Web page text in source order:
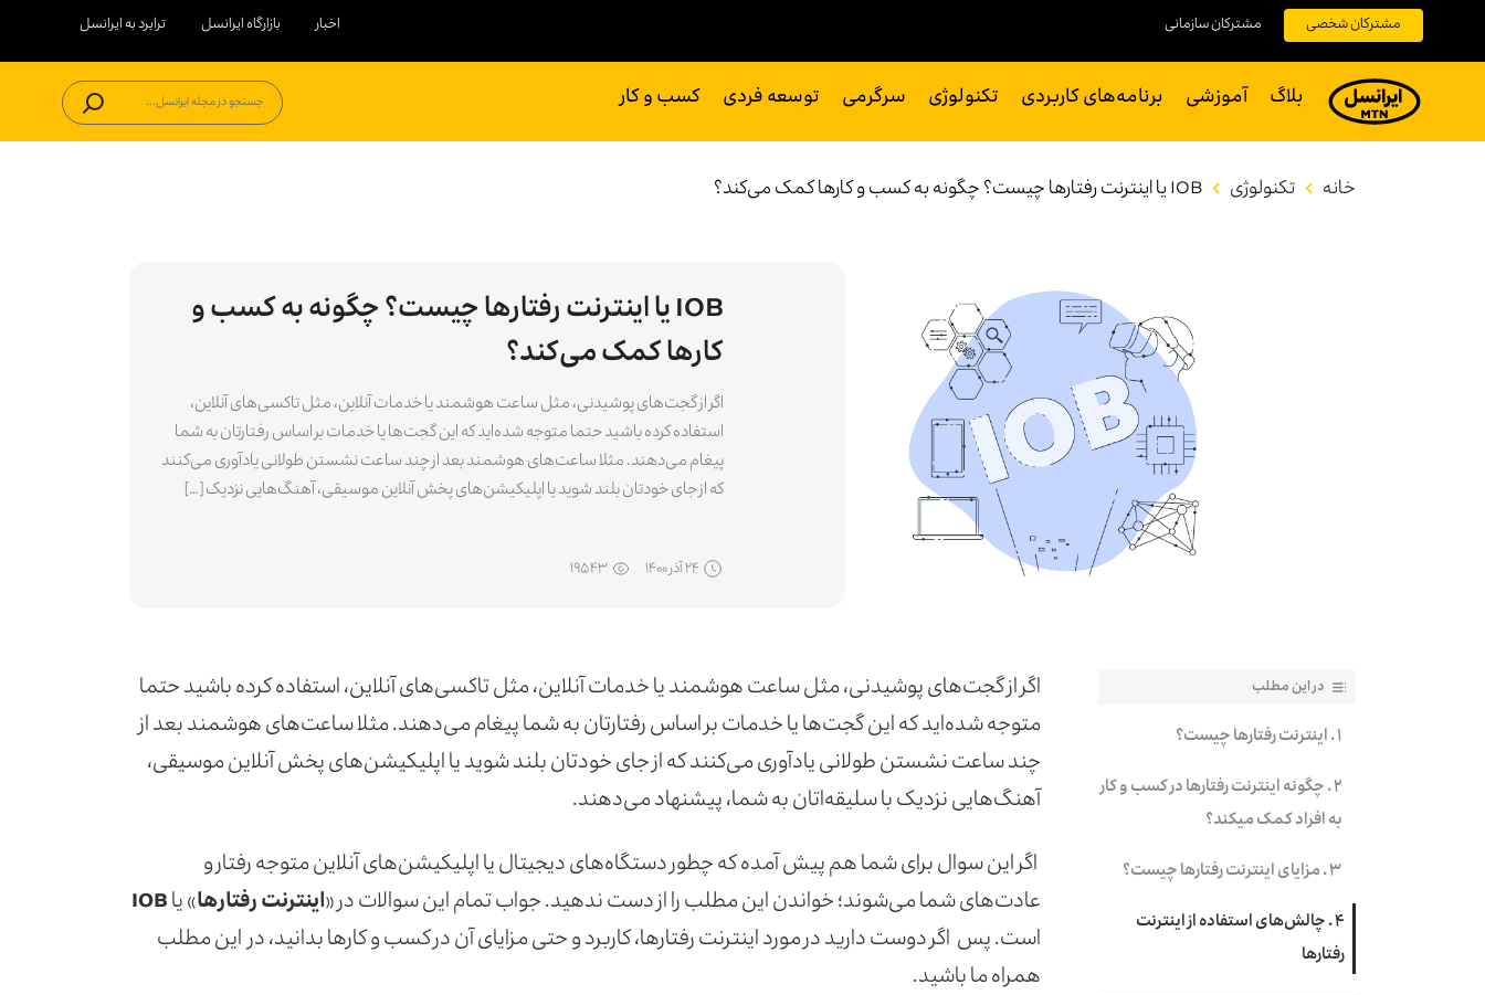
مشترکان شخصی مشترکان سازمانی اخبار بازارگاه ایرانسل ترابرد به ایرانسل
بلاگ آموزشی برنامه‌های کاربردی تکنولوژی سرگرمی توسعه فردی کسب و کار جستجو در مجله ایرانسل...
خانه تکنولوژی IOB یا اینترنت رفتارها چیست؟ چگونه به کسب و کارها کمک می‌کند؟
IOB یا اینترنت رفتارها چیست؟ چگونه به کسب و
کارها کمک می‌کند؟
اگر از گجت‌های پوشیدنی، مثل ساعت هوشمند یا خدمات آنلاین، مثل تاکسی‌های آنلاین،
استفاده کرده باشید حتما متوجه شده‌اید که این گجت‌ها یا خدمات بر اساس رفتارتان به شما
پیغام می‌دهند. مثلا ساعت‌های هوشمند بعد از چند ساعت نشستن طولانی یادآوری می‌کنند
که از جای خودتان بلند شوید یا اپلیکیشن‌های پخش آنلاین موسیقی، آهنگ‌هایی نزدیک […]
۲۴ آذر ۱۴۰۰ ۱۹۵۴۳
در این مطلب
۱ . اینترنت رفتارها چیست؟
۲ . چگونه اینترنت رفتارها در کسب و کار
به افراد کمک می­کند؟
۳ . مزایای اینترنت رفتارها چیست؟
۴ . چالش‌های استفاده از اینترنت
رفتارها
اگر از گجت‌های پوشیدنی، مثل ساعت هوشمند یا خدمات آنلاین، مثل تاکسی‌های آنلاین، استفاده کرده باشید حتما
متوجه شده‌اید که این گجت‌ها یا خدمات بر اساس رفتارتان به شما پیغام می‌دهند. مثلا ساعت‌های هوشمند بعد از
چند ساعت نشستن طولانی یادآوری می‌کنند که از جای خودتان بلند شوید یا اپلیکیشن‌های پخش آنلاین موسیقی،
آهنگ‌هایی نزدیک با سلیقه‌اتان به شما، پیشنهاد می‌دهند.
اگر این سوال برای شما هم پیش آمده که چطور دستگاه‌های دیجیتال یا اپلیکیشن‌های آنلاین متوجه رفتار و
عادت‌های شما می‌شوند؛ خواندن این مطلب را از دست ندهید. جواب تمام این سوالات در «اینترنت رفتارها» یاIOB
است. پس اگر دوست دارید در مورد اینترنت رفتارها، کاربرد و حتی مزایای آن در کسب و کارها بدانید، در این مطلب
همراه ما باشید.